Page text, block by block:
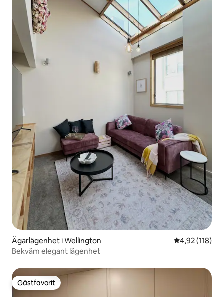
Ägarlägenhet i Wellington 4,92 av 5 i
4,92 (118)
Bekväm elegant lägenhet
Gästfavorit
Gästfavorit